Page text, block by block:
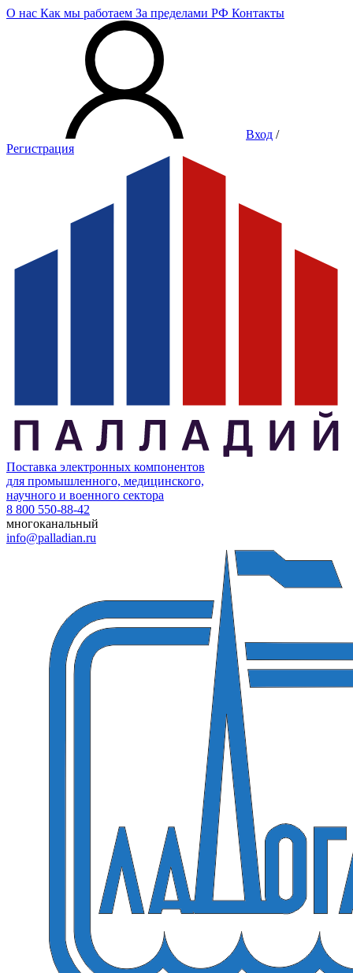
О нас Как мы работаем За пределами РФ Контакты
Вход /
Регистрация
Поставка электронных компонентов
для промышленного, медицинского,
научного и военного сектора
8 800 550-88-42
многоканальный
info@palladian.ru